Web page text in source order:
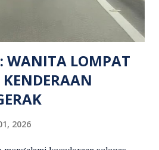
mengikut Seksyen 302 Kanun
Orang ramai yang mempunyai
WANITA LOMPAT
2026